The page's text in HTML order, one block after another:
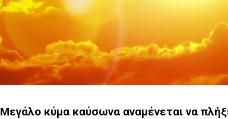
Μεγάλο κύμα καύσωνα αναμένεται να